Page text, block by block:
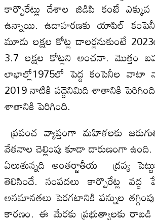
కార్పొరేట్లు దేశాల జిడిపి కంటే
ఉన్నాయి. ఉదాహరణకు యాపిల్‌ కంపెనీ
మూడు లక్షల కోట్ల డాలర్లనుకుంటే
3.7 లక్షల కోట్లని అంచనా. మొత్తం
లాభాల్లో1975లో పెద్ద కంపెనీల వాటా
2019 నాటికి పద్దెనిమిది శాతానికి
శాతానికి పెరిగింది.
ప్రపంచ వ్యాప్తంగా మహిళలకు
వేతనాల చెల్లింపు కూడా దారుణంగా ఉంది.
ఏలుతున్నది అంతర్జాతీయ ద్రవ్య
తెలిసిందే. సంపదలు కార్పొరేట్ల వద్ద
అసమానతలు పెరగటానికి పన్నుల
కారణం. ఈ మేరకు ప్రభుత్వాలకు రాబడి